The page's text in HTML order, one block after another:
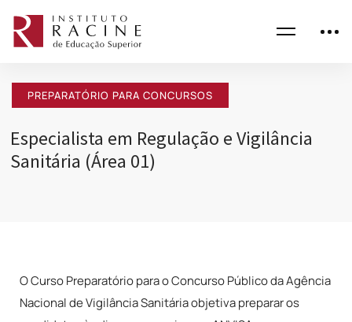
PREPARATÓRIO PARA CONCURSOS
Especialista em Regulação e Vigilância
Sanitária (Área 01)
O Curso Preparatório para o Concurso Público da Agência
Nacional de Vigilância Sanitária objetiva preparar os